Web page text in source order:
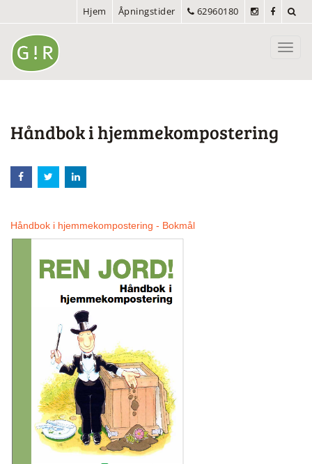
Hjem Åpningstider 62960180
Håndbok i hjemmekompostering
Håndbok i hjemmekompostering - Bokmål